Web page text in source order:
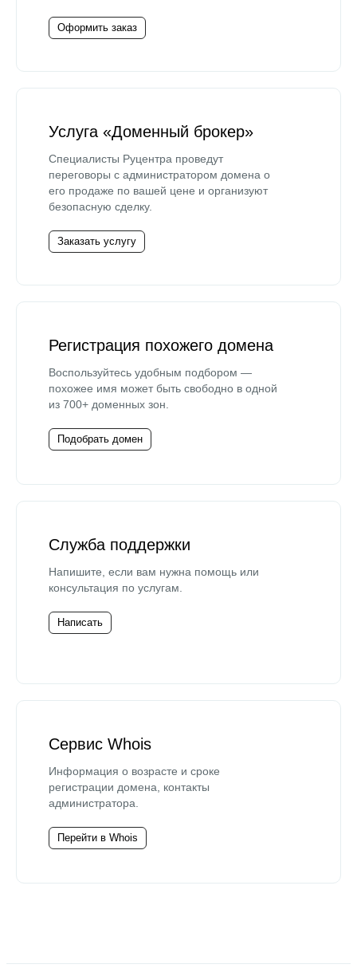
Оформить заказ
Услуга «Доменный брокер»
Специалисты Руцентра проведут
переговоры с администратором домена о
его продаже по вашей цене и организуют
безопасную сделку.
Заказать услугу
Регистрация похожего домена
Воспользуйтесь удобным подбором —
похожее имя может быть свободно в одной
из 700+ доменных зон.
Подобрать домен
Служба поддержки
Напишите, если вам нужна помощь или
консультация по услугам.
Написать
Сервис Whois
Информация о возрасте и сроке
регистрации домена, контакты
администратора.
Перейти в Whois